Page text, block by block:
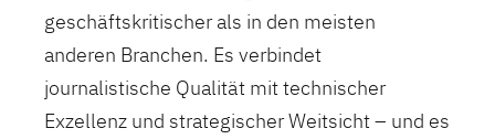
geschäftskritischer als in den meisten
anderen Branchen. Es verbindet
journalistische Qualität mit technischer
Exzellenz und strategischer Weitsicht – und es